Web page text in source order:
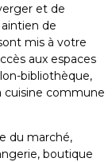
et de
de
mis à votre
aux espaces
bibliothèque,
cuisine commune
du marché,
boutique